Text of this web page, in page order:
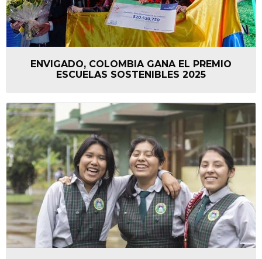
ENVIGADO, COLOMBIA GANA EL PREMIO
ESCUELAS SOSTENIBLES 2025